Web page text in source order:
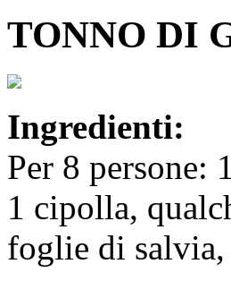
TONNO DI
Ingredienti:
Per 8 persone:
1 cipolla,
foglie di salvia,